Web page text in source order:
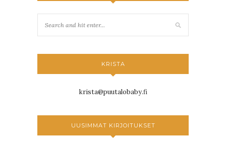
KRISTA
krista@puutalobaby.fi
UUSIMMAT KIRJOITUKSET